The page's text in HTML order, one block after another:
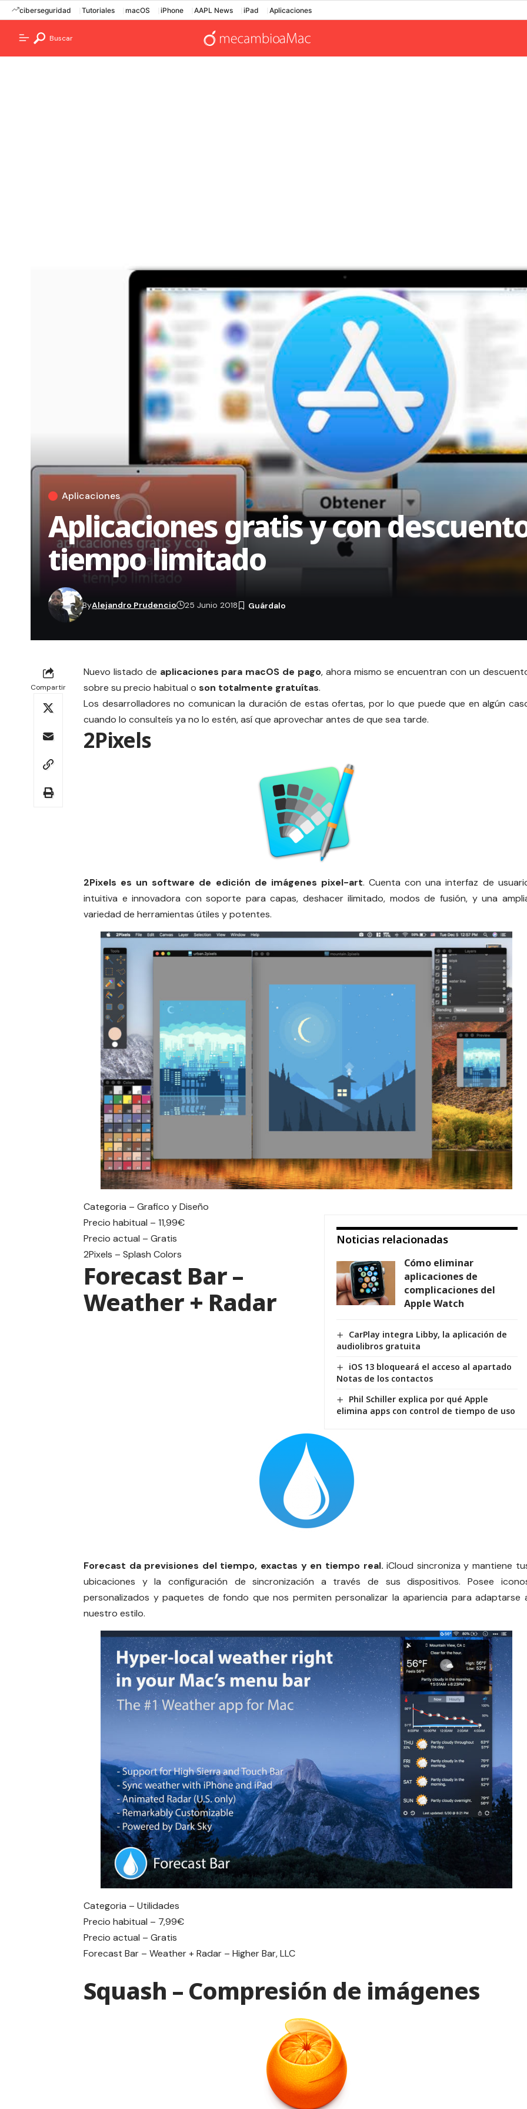
ciberseguridad Tutoriales macOS iPhone AAPL News iPad Aplicaciones
Buscar
Aplicaciones
Aplicaciones gratis y con
tiempo limitado
ByAlejandro Prudencio 25 Junio 2018
Compartir
Nuevo listado de aplicaciones para macOS de pago, ahora mismo se encuentran con un
sobre su precio habitual o son totalmente gratuítas.
Los desarrolladores no comunican la duración de estas ofertas, por lo que puede que en algún
cuando lo consulteís ya no lo estén, así que aprovechar antes de que sea tarde.
2Pixels
2Pixels es un software de edición de imágenes pixel-art. Cuenta con una interfaz de
intuitiva e innovadora con soporte para capas, deshacer ilimitado, modos de fusión, y una
variedad de herramientas útiles y potentes.
Categoria – Grafico y Diseño
Noticias relacionadas
Cómo eliminar
aplicaciones de
complicaciones del
Apple Watch
CarPlay integra Libby, la aplicación de
audiolibros gratuita
iOS 13 bloqueará el acceso al apartado
Notas de los contactos
Phil Schiller explica por qué Apple
elimina apps con control de tiempo de uso
Precio habitual – 11,99€
Precio actual – Gratis
2Pixels – Splash Colors
Forecast Bar –
Weather + Radar
Forecast da previsiones del tiempo, exactas y en tiempo real. iCloud sincroniza y mantiene
ubicaciones y la configuración de sincronización a través de sus dispositivos. Posee
personalizados y paquetes de fondo que nos permiten personalizar la apariencia para adaptarse
nuestro estilo.
Categoria – Utilidades
Precio habitual – 7,99€
Precio actual – Gratis
Forecast Bar – Weather + Radar – Higher Bar, LLC
Squash – Compresión de imágenes